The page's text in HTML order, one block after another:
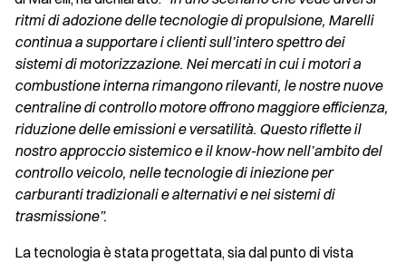
ritmi di adozione delle tecnologie di propulsione, Marelli
continua a supportare i clienti sull’intero spettro dei
sistemi di motorizzazione. Nei mercati in cui i motori a
combustione interna rimangono rilevanti, le nostre nuove
centraline di controllo motore offrono maggiore efficienza,
riduzione delle emissioni e versatilità. Questo riflette il
nostro approccio sistemico e il know-how nell’ambito del
controllo veicolo, nelle tecnologie di iniezione per
carburanti tradizionali e alternativi e nei sistemi di
trasmissione”.
La tecnologia è stata progettata, sia dal punto di vista